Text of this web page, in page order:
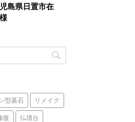
島県日置市在
型墓石 リメイク
復 仏壇台